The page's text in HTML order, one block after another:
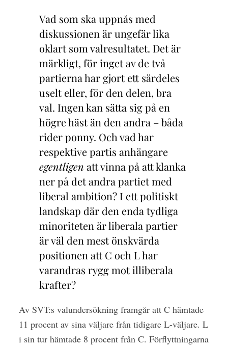
Vad som ska uppnås med
diskussionen är ungefär lika
oklart som valresultatet. Det är
märkligt, för inget av de två
partierna har gjort ett särdeles
uselt eller, för den delen, bra
val. Ingen kan sätta sig på en
högre häst än den andra – båda
rider ponny. Och vad har
respektive partis anhängare
egentligen att vinna på att klanka
ner på det andra partiet med
liberal ambition? I ett politiskt
landskap där den enda tydliga
minoriteten är liberala partier
är väl den mest önskvärda
positionen att C och L har
varandras rygg mot illiberala
krafter?
Av SVT:s valundersökning framgår att C hämtade
11 procent av sina väljare från tidigare L-väljare. L
i sin tur hämtade 8 procent från C. Förflyttningarna